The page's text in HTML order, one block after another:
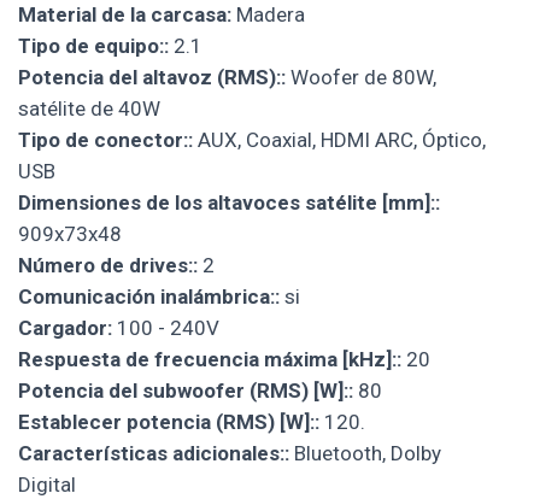
Material de la carcasa: Madera
Tipo de equipo:: 2.1
Potencia del altavoz (RMS):: Woofer de 80W,
satélite de 40W
Tipo de conector:: AUX, Coaxial, HDMI ARC, Óptico,
USB
Dimensiones de los altavoces satélite [mm]::
909x73x48
Número de drives:: 2
Comunicación inalámbrica:: si
Cargador: 100 - 240V
Respuesta de frecuencia máxima [kHz]:: 20
Potencia del subwoofer (RMS) [W]:: 80
Establecer potencia (RMS) [W]:: 120.
Características adicionales:: Bluetooth, Dolby
Digital